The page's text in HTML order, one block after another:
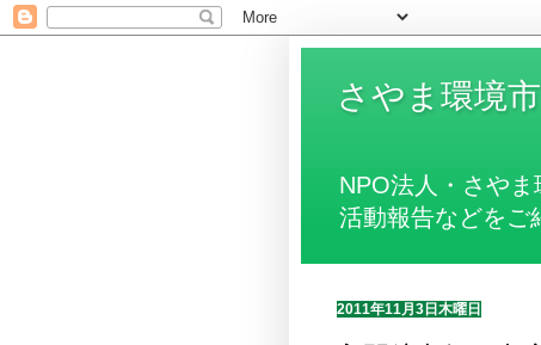
さやま環境
NPO法人・さや
活動報告などをご
2011年11月3日木曜日